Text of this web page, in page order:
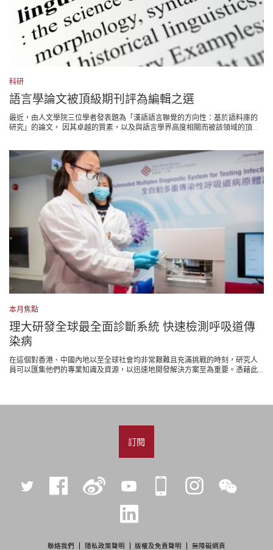
科研
語言學論文被頂級期刊評為編輯之選
最近，由人文學院三位學者發表題為「漢語語言聯覺的方向性：基於語料庫的
研究」的論文， 因其卓越的質素，以及與語言學界高度相關而被該領域的頂...
本月焦點
理大研發全球最全面診斷系統 快速檢測呼吸道傳
染病
在這個對香港、中國內地以至全球社會均非常艱難且充滿挑戰的時刻，研究人
員可以匯集他們的專業知識及資源，以迅速地開發解決方案至為重要。憑藉此...
聯絡我們 隱私政策聲明 版權及免責聲明 無障礙網頁
訂閱
Twitter Facebook 微
YouTube iPolyU Instagram微
LinkedIn